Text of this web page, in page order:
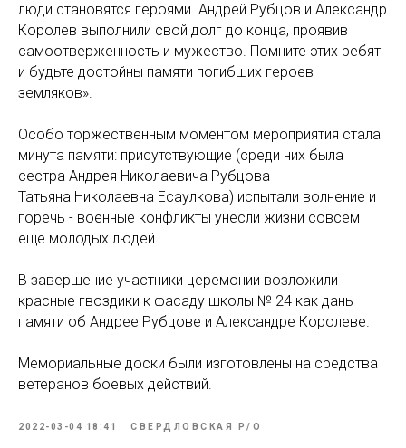
люди становятся героями. Андрей Рубцов и Александр
Королев выполнили свой долг до конца, проявив
самоотверженность и мужество. Помните этих ребят
и будьте достойны памяти погибших героев –
земляков».
Особо торжественным моментом мероприятия стала
минута памяти: присутствующие (среди них была
сестра Андрея Николаевича Рубцова -
Татьяна Николаевна Есаулкова) испытали волнение и
горечь - военные конфликты унесли жизни совсем
еще молодых людей.
В завершение участники церемонии возложили
красные гвоздики к фасаду школы № 24 как дань
памяти об Андрее Рубцове и Александре Королеве.
Мемориальные доски были изготовлены на средства
ветеранов боевых действий.
2022-03-04 18:41 СВЕРДЛОВСКАЯ P/O